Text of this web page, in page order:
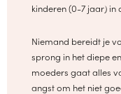
kinderen (0-7 jaar) in
Niemand bereidt je
sprong in het diepe
moeders gaat alles
angst om het niet